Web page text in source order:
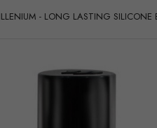
- LONG LASTING SILICONE